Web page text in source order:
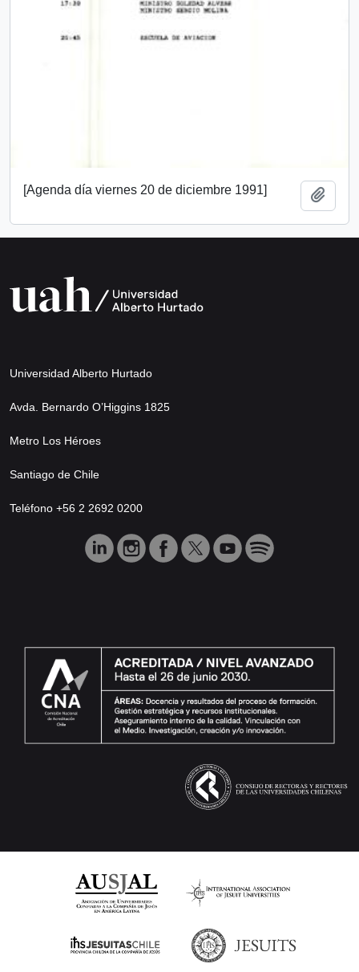
[Agenda día viernes 20 de diciembre 1991]
Universidad Alberto Hurtado
Avda. Bernardo O’Higgins 1825
Metro Los Héroes
Santiago de Chile
Teléfono +56 2 2692 0200